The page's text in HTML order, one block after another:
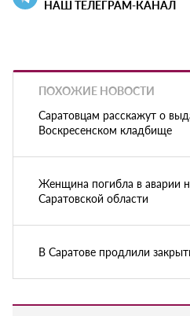
НАШ ТЕЛЕГРАМ-КАНАЛ
ПОХОЖИЕ НОВОСТИ
Саратовцам расскажут о
Воскресенском кладбище
Женщина погибла в аварии
Саратовской области
В Саратове продлили